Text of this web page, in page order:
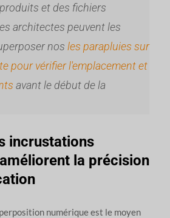
et des fichiers
architectes peuvent les
nos les parapluies sur
pour vérifier l'emplacement et
avant le début de la
incrustations
la précision
numérique est le moyen